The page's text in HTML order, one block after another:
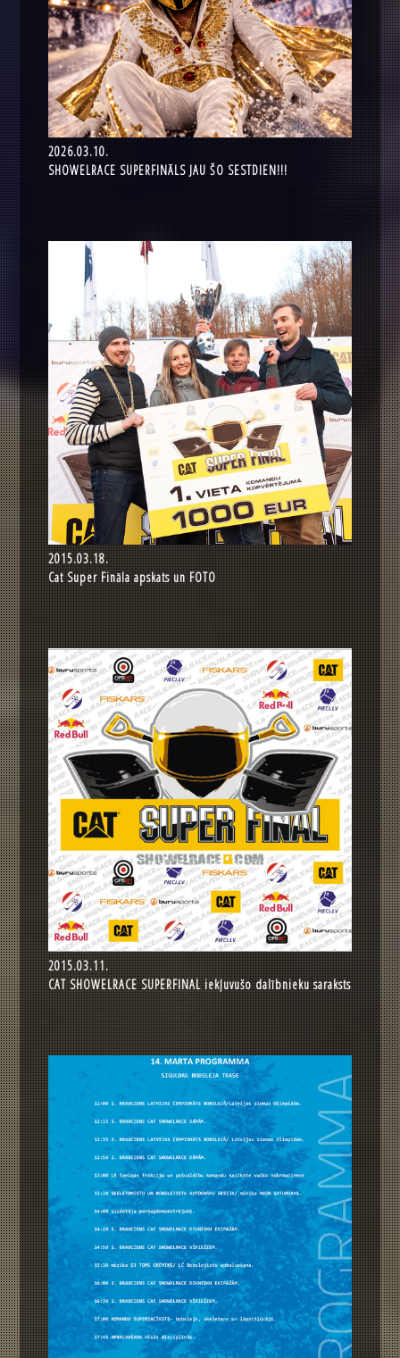
2026.03.10.
SHOWELRACE SUPERFINĀLS JAU ŠO SESTDIEN!!!
2015.03.18.
Cat Super Fināla apskats un FOTO
2015.03.11.
CAT SHOWELRACE SUPERFINAL iekļuvušo dalībnieku saraksts